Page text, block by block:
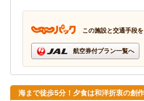
この施設と交通手段
航空券付プラン一覧へ
海まで徒歩5分！夕食は和洋折衷の創